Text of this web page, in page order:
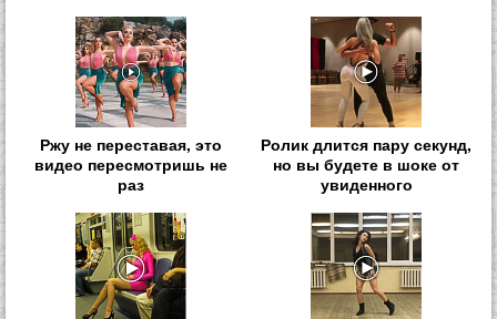
Ржу не переставая, это
видео пересмотришь не
раз
Ролик длится пару секунд,
но вы будете в шоке от
увиденного